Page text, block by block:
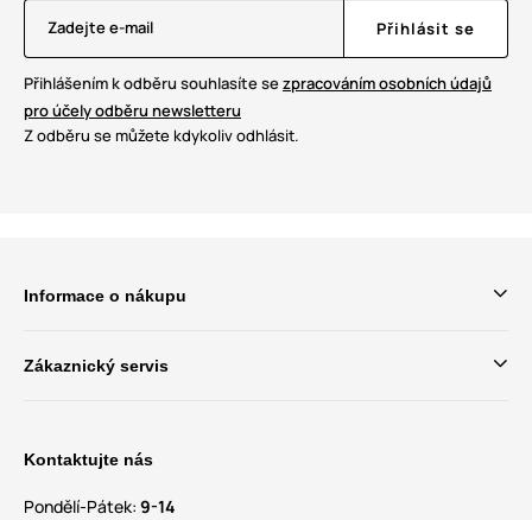
Zadejte e-mail Přihlásit se
Přihlášením k odběru souhlasíte sezpracováním osobních údajů
pro účely odběru newsletteru
Z odběru se můžete kdykoliv odhlásit.
Informace o nákupu
Zákaznický servis
Kontaktujte nás
Pondělí-Pátek: 9-14